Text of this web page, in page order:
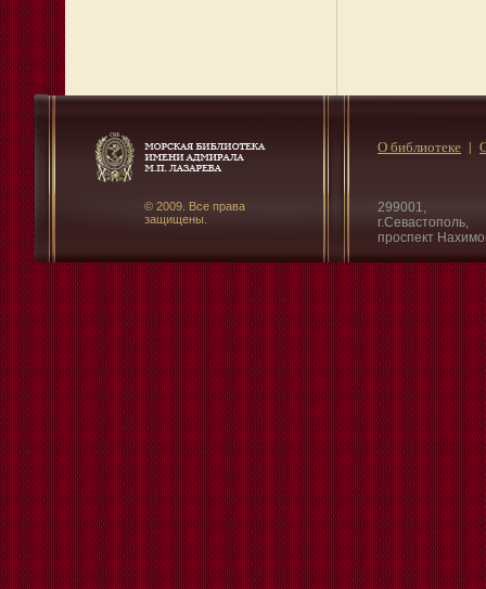
© 2009. Все права
защищены.
299001,
г.Севастополь,
проспект
О библиотеке